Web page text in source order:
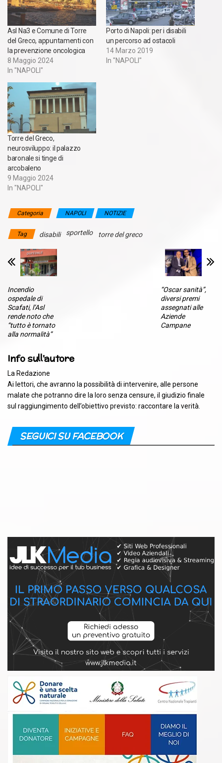
Asl Na3 e Comune di Torre
del Greco, appuntamenti con
la prevenzione oncologica
8 Maggio 2024
In "NAPOLI"
Porto di Napoli: per i disabili
un percorso ad ostacoli
14 Marzo 2019
In "NAPOLI"
Torre del Greco,
neurosviluppo: il palazzo
baronale si tinge di
arcobaleno
9 Maggio 2024
In "NAPOLI"
Categoria NAPOLI NOTIZIE
Tag disabili sportello torre del greco
Incendio
ospedale di
Scafati, l’Asl
rende noto che
“tutto è tornato
alla normalità”
“Oscar sanità”,
diversi premi
assegnati alle
Aziende
Campane
Info sull'autore
La Redazione
Ai lettori, che avranno la possibilità di intervenire, alle persone
malate che potranno dire la loro senza censure, il giudizio finale
sul raggiungimento dell’obiettivo previsto: raccontare la verità.
SEGUICI SU FACEBOOK